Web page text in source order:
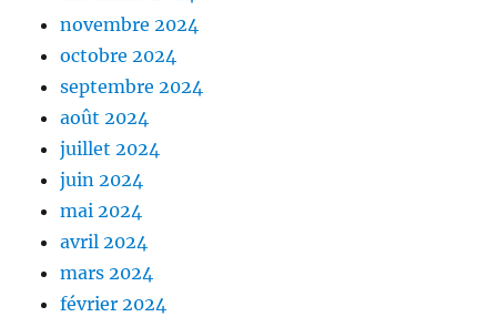
novembre 2024
octobre 2024
septembre 2024
août 2024
juillet 2024
juin 2024
mai 2024
avril 2024
mars 2024
février 2024